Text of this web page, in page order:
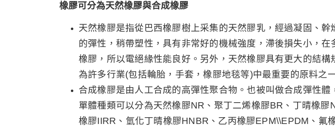
橡膠可分為天然橡膠與合成橡膠
天然橡膠是指從巴西橡膠樹上采集的天然膠乳，經過凝固、
的彈性，稍帶塑性，具有非常好的機械強度，滯後損失小，
橡膠，所以電絕緣性能良好。另外，天然橡膠具有更大的結
為許多行業(包括輪胎，手套，橡膠地毯等)中最重要的原料之
合成橡膠是由人工合成的高彈性聚合物。也被叫做合成彈性
單體種類可以分為天然橡膠NR、聚丁二烯橡膠BR、丁晴橡
橡膠IIRR、氫化丁晴橡膠HNBR、乙丙橡膠EPM\\EPDM、氟